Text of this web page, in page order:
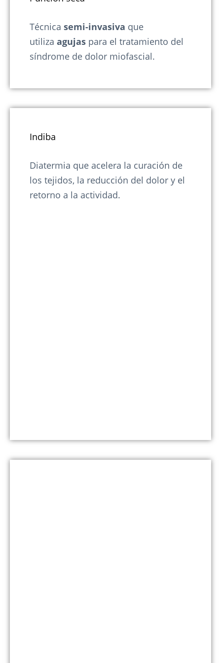
Técnica semi-invasiva que
utiliza agujas para el tratamiento del
síndrome de dolor miofascial.
Indiba
Diatermia que acelera la curación de
los tejidos, la reducción del dolor y el
retorno a la actividad.